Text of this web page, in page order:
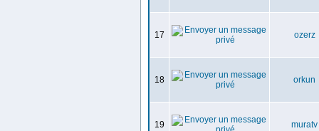
17 ozerz
18 orkun
19 muratv